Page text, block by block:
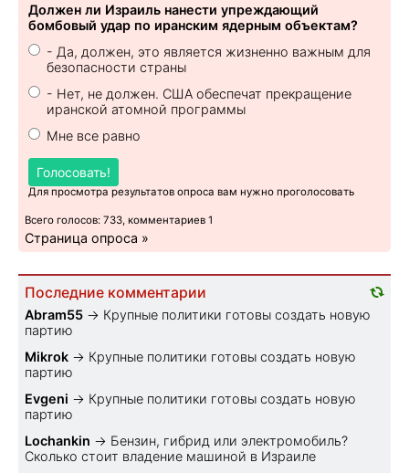
Должен ли Израиль нанести упреждающий
бомбовый удар по иранским ядерным объектам?
- Да, должен, это является жизненно важным для
безопасности страны
- Нет, не должен. США обеспечат прекращение
иранской атомной программы
Мне все равно
Голосовать!
Для просмотра результатов опроса вам нужно проголосовать
Всего голосов: 733, комментариев 1
Страница опроса »
Последние комментарии
Abram55 → Крупные политики готовы создать новую
партию
Mikrok → Крупные политики готовы создать новую
партию
Evgeni → Крупные политики готовы создать новую
партию
Lochankin → Бензин, гибрид или электромобиль?
Cколько стоит владение машиной в Израиле